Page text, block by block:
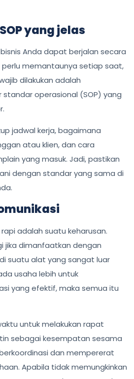
yang jelas
Anda dapat berjalan secara
memantaunya setiap saat,
dilakukan adalah
operasional (SOP) yang
jadwal kerja, bagaimana
atau klien, dan cara
yang masuk. Jadi, pastikan
dengan standar yang sama di
adalah suatu keharusan.
jika dimanfaatkan dengan
suatu alat yang sangat luar
usaha lebih untuk
yang efektif, maka semua itu
untuk melakukan rapat
sebagai kesempatan sesama
dan mempererat
Apabila tidak memungkinkan